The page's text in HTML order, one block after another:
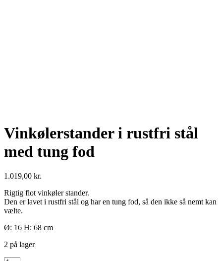
Vinkølerstander i rustfri stål
med tung fod
1.019,00 kr.
Rigtig flot vinkøler stander.
Den er lavet i rustfri stål og har en tung fod, så den ikke så nemt kan
vælte.
Ø: 16 H: 68 cm
2 på lager